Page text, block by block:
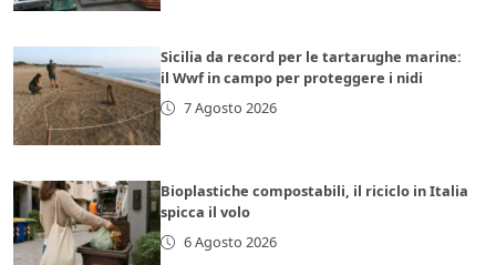
Sicilia da record per le tartarughe marine:
il Wwf in campo per proteggere i nidi
7 Agosto 2026
Bioplastiche compostabili, il riciclo in Italia
spicca il volo
6 Agosto 2026